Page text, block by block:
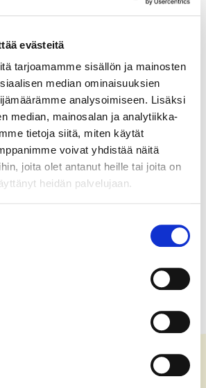
evästeitä
tarjoamamme sisällön ja mainosten
median ominaisuuksien
analysoimiseen. Lisäksi
median, mainosalan ja analytiikka-
tietoja siitä, miten käytät
voivat yhdistää näitä
joita olet antanut heille tai joita on
heidän palvelujaan.
Yritysyhteistyö